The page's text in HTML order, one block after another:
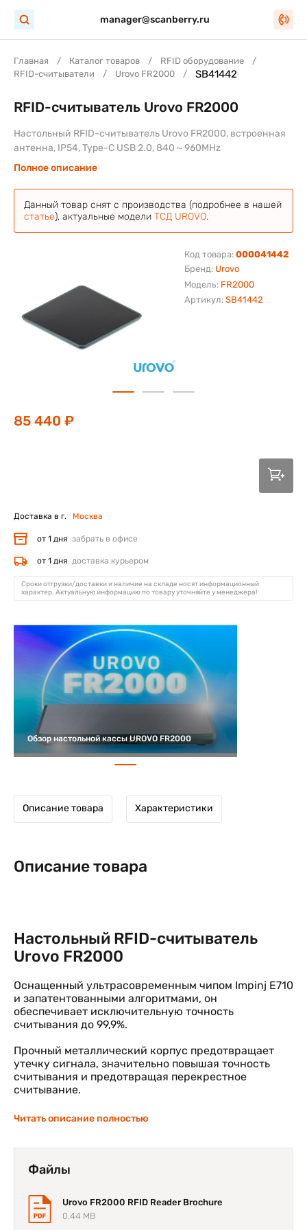
manager@scanberry.ru
Главная Каталог товаров
RFID оборудование
RFID-считыватели
Urovo FR2000 SB41442
Бренд: Urovo
Модель: FR2000
Код товара: 000041442
Артикул: SB41442
RFID-считыватель Urovo FR2000
Настольный RFID-считыватель Urovo FR2000, встроенная
антенна, IP54, Type-C USB 2.0, 840～960MHz
Полное описание
Данный товар снят с производства (подробнее в нашей
статье), актуальные модели ТСД UROVO.
85 440 ₽
Доставка в г. Москва
от 1 дня забрать в офисе
от 1 дня доставка курьером
Сроки отгрузки/доставки и наличие на складе носят информационный
характер. Актуальную информацию по товару уточняйте у менеджера!
Обзор настольной кассы UROVO FR2000
Описание товара Характеристики
Описание товара
Настольный RFID-считыватель
Urovo FR2000
Оснащенный ультрасовременным чипом Impinj E710
и запатентованными алгоритмами, он
обеспечивает исключительную точность
считывания до 99,9%.
Прочный металлический корпус предотвращает
утечку сигнала, значительно повышая точность
считывания и предотвращая перекрестное
считывание.
Поддерживает питание от USB с дополнительным
эффективно снижает затраты на развертывание и
Стандартный интерфейс Type-C USB 2.0 с
дополнительным подключением Bluetooth 5.0 и
Читать описание полностью
Файлы
Urovo FR2000 RFID Reader Brochure
0.44 MB